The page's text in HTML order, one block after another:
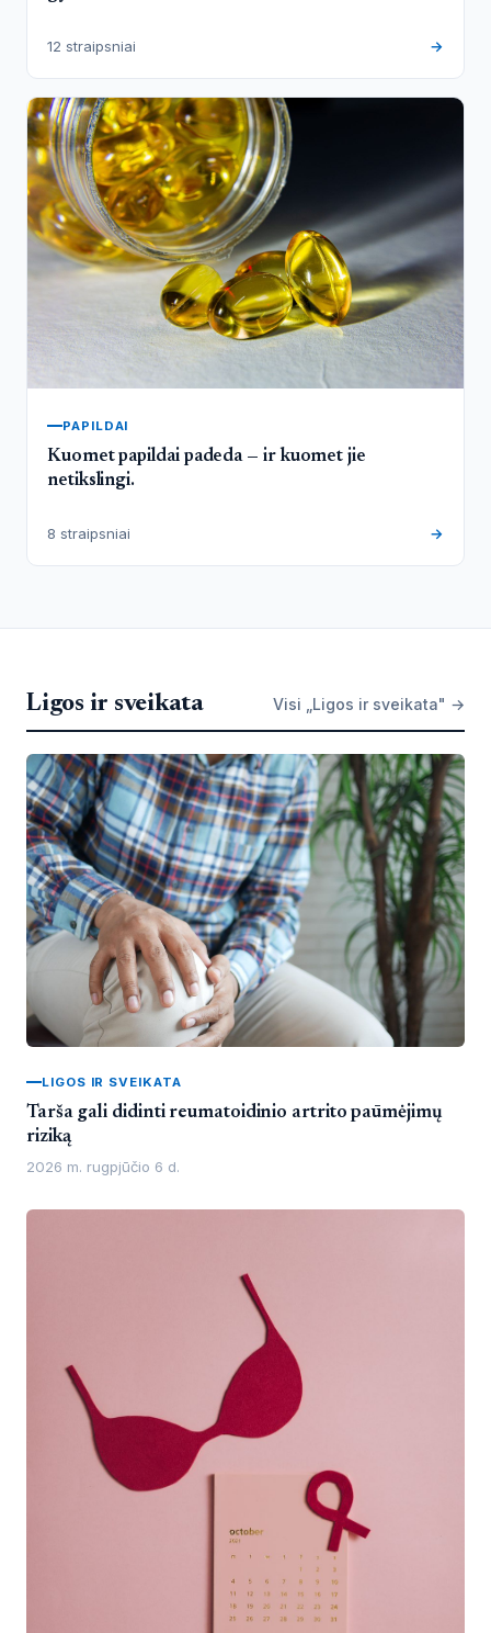
12 straipsniai →
PAPILDAI
Kuomet papildai padeda — ir kuomet jie
netikslingi.
8 straipsniai →
Ligos ir sveikata Visi „Ligos ir sveikata" →
LIGOS IR SVEIKATA
Tarša gali didinti reumatoidinio artrito paūmėjimų
riziką
2026 m. rugpjūčio 6 d.